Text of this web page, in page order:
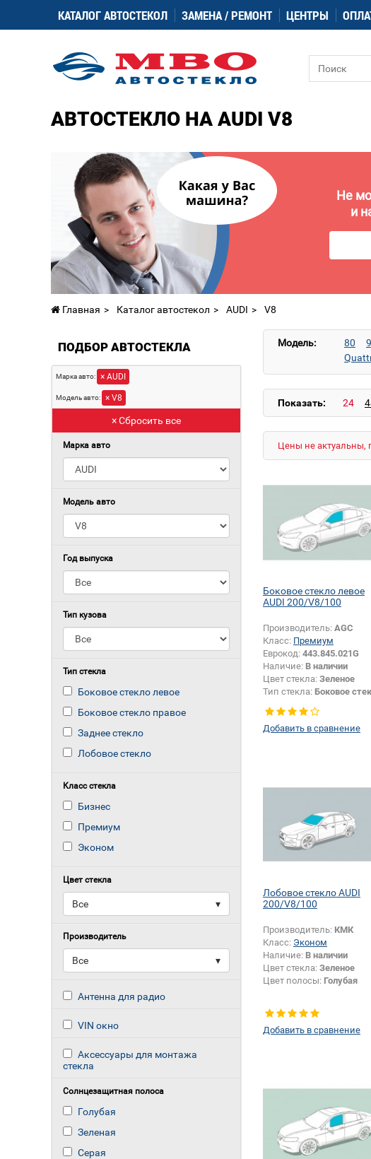
КАТАЛОГ АВТОСТЕКОЛ ЗАМЕНА / РЕМОНТ ЦЕНТРЫ
АВТОСТЕКЛО НА AUDI V8
Не
и
Главная Каталог автостекол AUDI V8
ПОДБОР АВТОСТЕКЛА
Марка авто: × AUDI
Модель авто: × V8
× Сбросить все
Марка авто
Модель авто
Год выпуска
Тип кузова
Тип стекла
Боковое стекло левое
Боковое стекло правое
Заднее стекло
Лобовое стекло
Класс стекла
Бизнес
Премиум
Эконом
Цвет стекла
▾
Все
Производитель
▾
Все
Антенна для радио
VIN окно
Аксессуары для монтажа
стекла
Солнцезащитная полоса
Голубая
Зеленая
Серая
Модель: 80
Показать:
Цены не актуальны,
Боковое стекло левое
AUDI 200/V8/100
Производитель: AGC
Класс: Премиум
Еврокод: 443.845.021G
Наличие: В наличии
Цвет стекла: Зеленое
Тип стекла: Боковое
левое
Добавить в сравнение
Лобовое стекло AUDI
200/V8/100
Производитель: КМК
Класс: Эконом
Наличие: В наличии
Цвет стекла: Зеленое
Цвет полосы: Голубая
Добавить в сравнение